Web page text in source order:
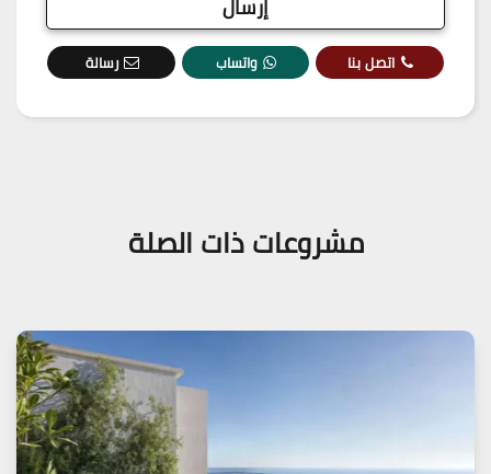
اتصل بنا واتساب رسالة
مشروعات ذات الصلة